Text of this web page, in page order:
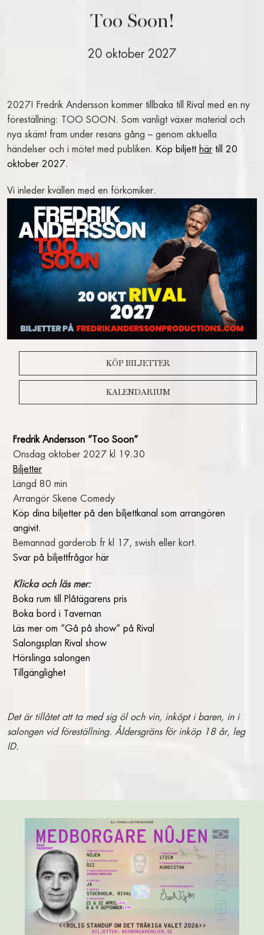
BOKA BORD
FAKTA A-Ö
BO PÅ RIVAL
VÅRA RUM OCH SVITER
BOKA RUM
ALLT OM VÅRA RUM
PAKET OCH ERBJUDANDEN
MAT & DRYCK
TAVERNAN
FRUKOST EXTERNA GÄSTER
BOKA BORD
WATSON’S BAR
SHOW
INGET VÄSKFÖRBUD I SALONGEN PÅ RIVAL
SHOWPAKET STOCKHOLM
BILJETTFRÅGOR
FÖR PRODUKTIONSBOLAG
KONFERENS & KVÄLLSEVENT
KONFERENSRUM
FÖRELÄSNINGAR OCH KVÄLLSEVENT
INTRESSEANMÄLAN
OM RIVAL
TILLGÄNGLIGHET
GALLERI
HITTA HIT
Too Soon!
20 oktober 2027
2027! Fredrik Andersson kommer tillbaka till Rival med en ny
föreställning: TOO SOON. Som vanligt växer material och
nya skämt fram under resans gång – genom aktuella
händelser och i mötet med publiken. Köp biljett här till 20
oktober 2027.
Vi inleder kvällen med en förkomiker.
KÖP BILJETTER
KALENDARIUM
Fredrik Andersson ”Too Soon”
Onsdag oktober 2027 kl 19.30
Biljetter
Längd 80 min
Arrangör Skene Comedy
Köp dina biljetter på den biljettkanal som arrangören
angivit.
Bemannad garderob fr kl 17, swish eller kort.
Svar på biljettfrågor här
Klicka och läs mer:
Boka rum till Plåtägarens pris
Boka bord i Tavernan
Läs mer om ”Gå på show” på Rival
Salongsplan Rival show
Hörslinga salongen
Tillgänglighet
Det är tillåtet att ta med sig öl och vin, inköpt i baren, in i
salongen vid föreställning. Åldersgräns för inköp 18 år, leg
ID.